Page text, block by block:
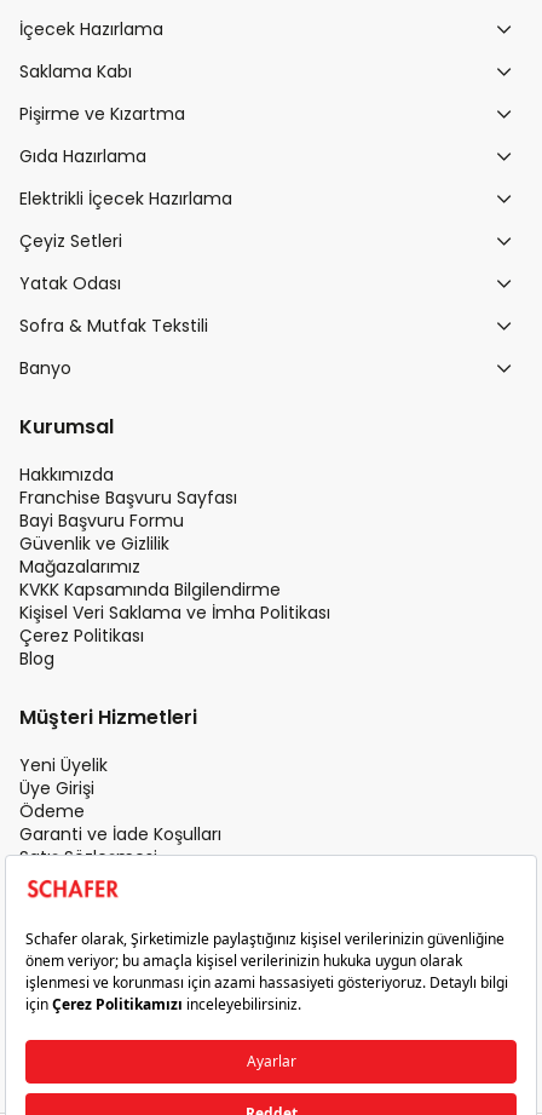
İçecek Hazırlama
Saklama Kabı
Pişirme ve Kızartma
Gıda Hazırlama
Elektrikli İçecek Hazırlama
Çeyiz Setleri
Yatak Odası
Sofra & Mutfak Tekstili
Banyo
Kurumsal
Hakkımızda
Franchise Başvuru Sayfası
Bayi Başvuru Formu
Güvenlik ve Gizlilik
Mağazalarımız
KVKK Kapsamında Bilgilendirme
Kişisel Veri Saklama ve İmha Politikası
Çerez Politikası
Blog
Müşteri Hizmetleri
Yeni Üyelik
Üye Girişi
Ödeme
Garanti ve İade Koşulları
Satış Sözleşmesi
Üyelik Sözleşmesi
İletişim
Gizlilik ve Güvenlik
Sık Sorulan Sorular
Satış Sonrası Hizmet
© 2026 Schafer. Tüm Hakları Saklıdır.